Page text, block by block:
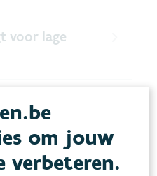
voor lage
en
om jouw
verbeteren.